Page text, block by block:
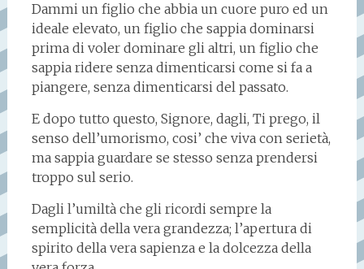
Dammi un figlio che abbia un cuore puro ed un
ideale elevato, un figlio che sappia dominarsi
prima di voler dominare gli altri, un figlio che
sappia ridere senza dimenticarsi come si fa a
piangere, senza dimenticarsi del passato.
E dopo tutto questo, Signore, dagli, Ti prego, il
senso dell’umorismo, cosi’ che viva con serietà,
ma sappia guardare se stesso senza prendersi
troppo sul serio.
Dagli l’umiltà che gli ricordi sempre la
semplicità della vera grandezza; l’apertura di
spirito della vera sapienza e la dolcezza della